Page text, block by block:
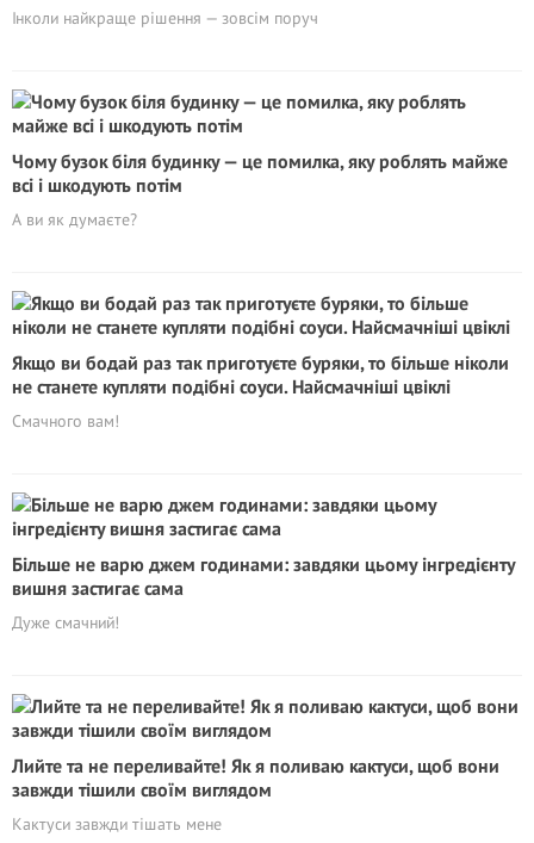
Інколи найкраще рішення — зовсім поруч
Чому бузок біля будинку — це помилка, яку роблять майже
всі і шкодують потім
А ви як думаєте?
Якщо ви бодай раз так приготуєте буряки, то більше ніколи
не станете купляти подібні соуси. Найсмачніші цвіклі
Смачного вам!
Більше не варю джем годинами: завдяки цьому інгредієнту
вишня застигає сама
Дуже смачний!
Лийте та не переливайте! Як я поливаю кактуси, щоб вони
завжди тішили своїм виглядом
Кактуси завжди тішать мене